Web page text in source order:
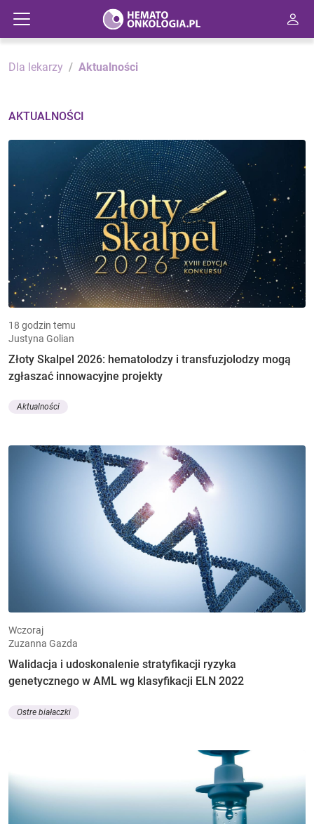
Dla lekarzy Aktualności
AKTUALNOŚCI
18 godzin temu
Justyna Golian
Złoty Skalpel 2026: hematolodzy i transfuzjolodzy mogą
zgłaszać innowacyjne projekty
Aktualności
Wczoraj
Zuzanna Gazda
Walidacja i udoskonalenie stratyfikacji ryzyka
genetycznego w AML wg klasyfikacji ELN 2022
Ostre białaczki